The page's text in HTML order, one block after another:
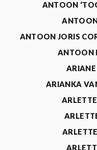
ANTOON
ANTOON JORIS
ANTOON
ARIANKA